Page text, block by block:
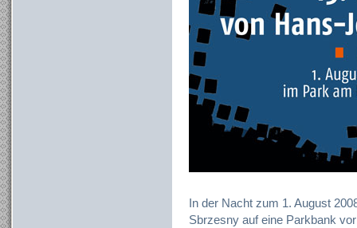
In der Nacht zum 1. August
Sbrzesny auf eine Parkbank